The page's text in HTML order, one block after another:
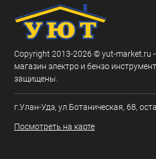
Copyright 2013-2026 © yut-market.ru
магазин электро и бензо
защищены.
г.Улан-Удэ, ул.Ботаническая, 68,
Посмотреть на карте